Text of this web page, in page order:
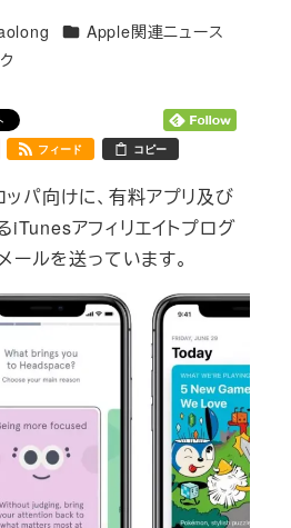
カテゴリー
Apple関連ニュース
フィード コピー
パ向けに、有料アプリ及び
iTunesアフィリエイトプログ
ールを送っています。